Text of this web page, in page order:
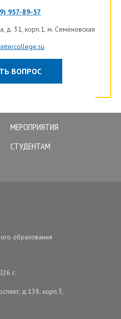
957-89-57
д. 31, корп.1, м. Семёновская
ВОПРОС
МЕРОПРИЯТИЯ
СТУДЕНТАМ
образования
г.
д.138, корп.3,